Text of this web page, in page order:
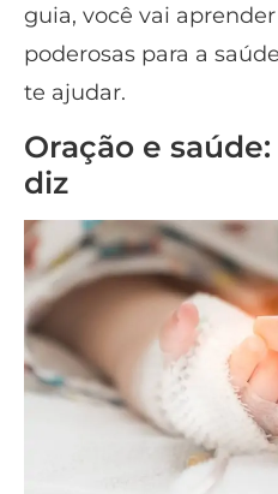
guia, você vai
poderosas para a
te ajudar.
Oração e
diz